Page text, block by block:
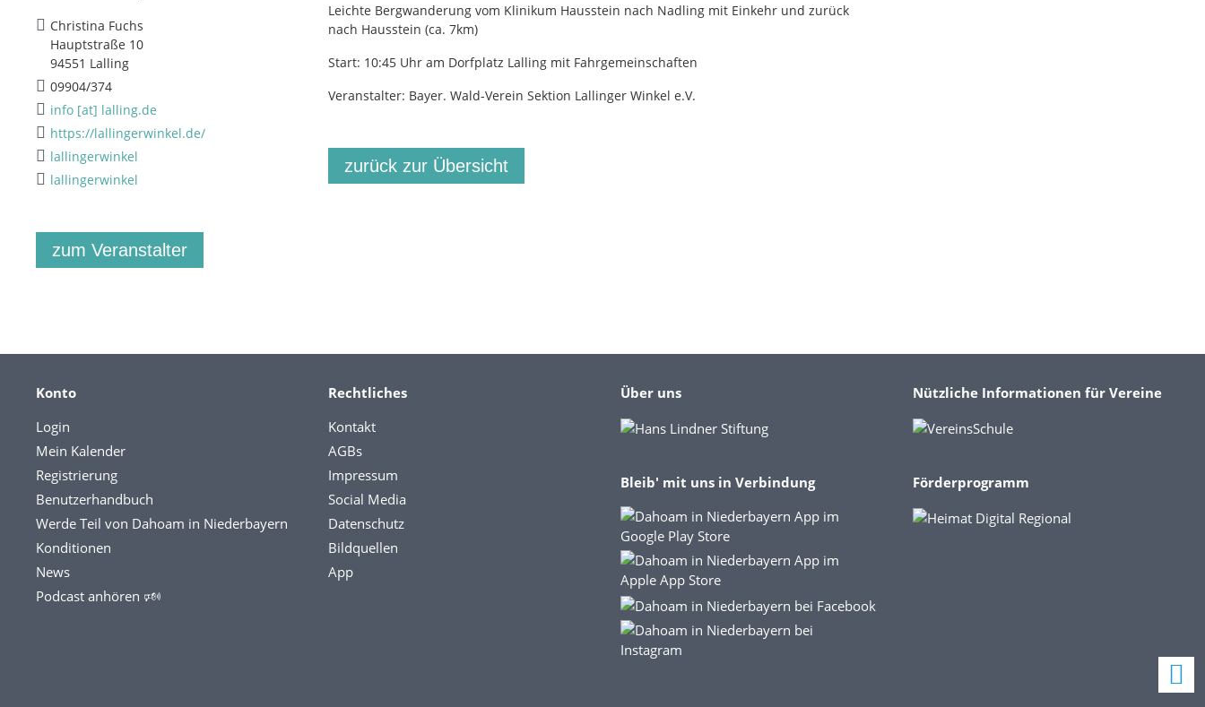
Christina Fuchs
Hauptstraße 10
94551 Lalling
09904/374
info [at] lalling.de
https://lallingerwinkel.de/
lallingerwinkel
lallingerwinkel
zum Veranstalter
Leichte Bergwanderung vom Klinikum Hausstein nach Nadling mit Einkehr und zurück
nach Hausstein (ca. 7km)
Start: 10:45 Uhr am Dorfplatz Lalling mit Fahrgemeinschaften
Veranstalter: Bayer. Wald-Verein Sektion Lallinger Winkel e.V.
zurück zur Übersicht
Konto
Login
Mein Kalender
Registrierung
Benutzerhandbuch
Werde Teil von Dahoam in Niederbayern
Konditionen
News
Podcast anhören 🕬
Rechtliches
Kontakt
AGBs
Impressum
Social Media
Datenschutz
Bildquellen
App
Über uns
Bleib' mit uns in Verbindung
Nützliche Informationen für Vereine
Förderprogramm